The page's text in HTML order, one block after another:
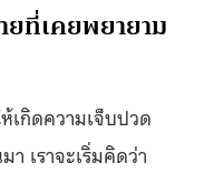
ที่เคยพยายาม
เกิดความเจ็บปวด
า เราจะเริ่มคิดว่า